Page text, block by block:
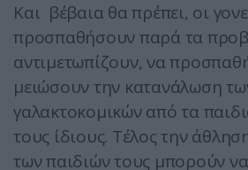
Και βέβαια θα πρέπει, οι
προσπαθήσουν παρά τα
αντιμετωπίζουν, να
μειώσουν την κατανάλωση
γαλακτοκομικών από τα
τους ίδιους. Τέλος την
των παιδιών τους μπορούν